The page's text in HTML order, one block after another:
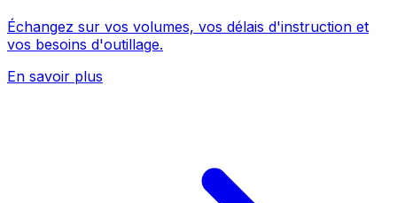
Échangez sur vos volumes, vos délais d'instruction et
vos besoins d'outillage.
En savoir plus